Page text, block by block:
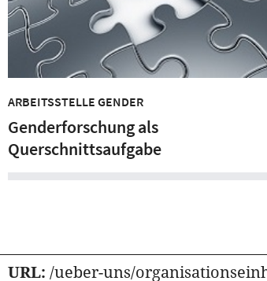
ARBEITSSTELLE GENDER
Genderforschung als
Querschnittsaufgabe
URL: /ueber-uns/